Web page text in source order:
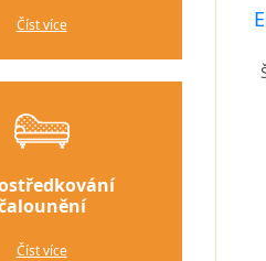
Číst více
Číst více